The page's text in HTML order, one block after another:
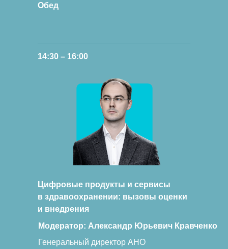
Цифровые продукты и сервисы
в здравоохранении: вызовы оценки
и внедрения
Модератор: Александр Юрьевич Кравченко
Генеральный директор АНО
Обед
14:30 – 16:00